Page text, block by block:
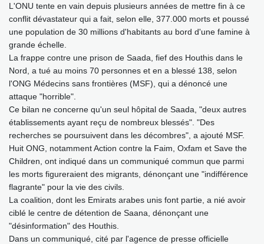
L'ONU tente en vain depuis plusieurs années de mettre fin à ce
conflit dévastateur qui a fait, selon elle, 377.000 morts et poussé
une population de 30 millions d'habitants au bord d'une famine à
grande échelle.
La frappe contre une prison de Saada, fief des Houthis dans le
Nord, a tué au moins 70 personnes et en a blessé 138, selon
l'ONG Médecins sans frontières (MSF), qui a dénoncé une
attaque "horrible".
Ce bilan ne concerne qu'un seul hôpital de Saada, "deux autres
établissements ayant reçu de nombreux blessés". "Des
recherches se poursuivent dans les décombres", a ajouté MSF.
Huit ONG, notamment Action contre la Faim, Oxfam et Save the
Children, ont indiqué dans un communiqué commun que parmi
les morts figureraient des migrants, dénonçant une "indifférence
flagrante" pour la vie des civils.
La coalition, dont les Emirats arabes unis font partie, a nié avoir
ciblé le centre de détention de Saana, dénonçant une
"désinformation" des Houthis.
Dans un communiqué, cité par l'agence de presse officielle